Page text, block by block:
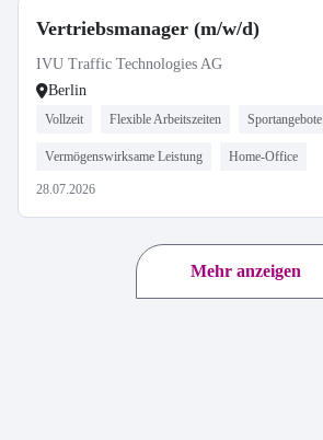
Vertriebsmanager (m/w/d)
IVU Traffic Technologies AG
Berlin
Vollzeit Flexible Arbeitszeiten Sportangebote
Vermögenswirksame Leistung Home-Office
28.07.2026
Mehr anzeigen